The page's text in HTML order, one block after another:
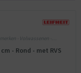
- Volwassenen -
- Rond - met RVS